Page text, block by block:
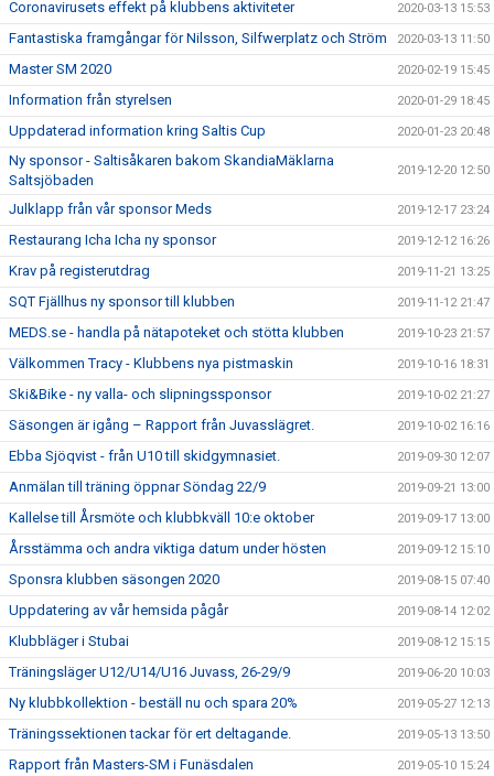
Coronavirusets effekt på klubbens aktiviteter 2020-03-13 15:53
Fantastiska framgångar för Nilsson, Silfwerplatz och Ström 2020-03-13 11:50
Master SM 2020 2020-02-19 15:45
Information från styrelsen 2020-01-29 18:45
Uppdaterad information kring Saltis Cup 2020-01-23 20:48
Ny sponsor - Saltisåkaren bakom SkandiaMäklarna
Saltsjöbaden
2019-12-20 12:50
Julklapp från vår sponsor Meds 2019-12-17 23:24
Restaurang Icha Icha ny sponsor 2019-12-12 16:26
Krav på registerutdrag 2019-11-21 13:25
SQT Fjällhus ny sponsor till klubben 2019-11-12 21:47
MEDS.se - handla på nätapoteket och stötta klubben 2019-10-23 21:57
Välkommen Tracy - Klubbens nya pistmaskin 2019-10-16 18:31
Ski&Bike - ny valla- och slipningssponsor 2019-10-02 21:27
Säsongen är igång – Rapport från Juvasslägret. 2019-10-02 16:16
Ebba Sjöqvist - från U10 till skidgymnasiet. 2019-09-30 12:07
Anmälan till träning öppnar Söndag 22/9 2019-09-21 13:00
Kallelse till Årsmöte och klubbkväll 10:e oktober 2019-09-17 13:00
Årsstämma och andra viktiga datum under hösten 2019-09-12 15:10
Sponsra klubben säsongen 2020 2019-08-15 07:40
Uppdatering av vår hemsida pågår 2019-08-14 12:02
Klubbläger i Stubai 2019-08-12 15:15
Träningsläger U12/U14/U16 Juvass, 26-29/9 2019-06-20 10:03
Ny klubbkollektion - beställ nu och spara 20% 2019-05-27 12:13
Träningssektionen tackar för ert deltagande. 2019-05-13 13:50
Rapport från Masters-SM i Funäsdalen 2019-05-10 15:24